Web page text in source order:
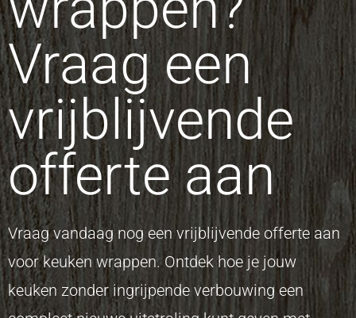
Vraag een
vrijblijvende
offerte aan
Vraag vandaag nog een vrijblijvende offerte aan
voor keuken wrappen. Ontdek hoe je jouw
keuken zonder ingrijpende verbouwing een